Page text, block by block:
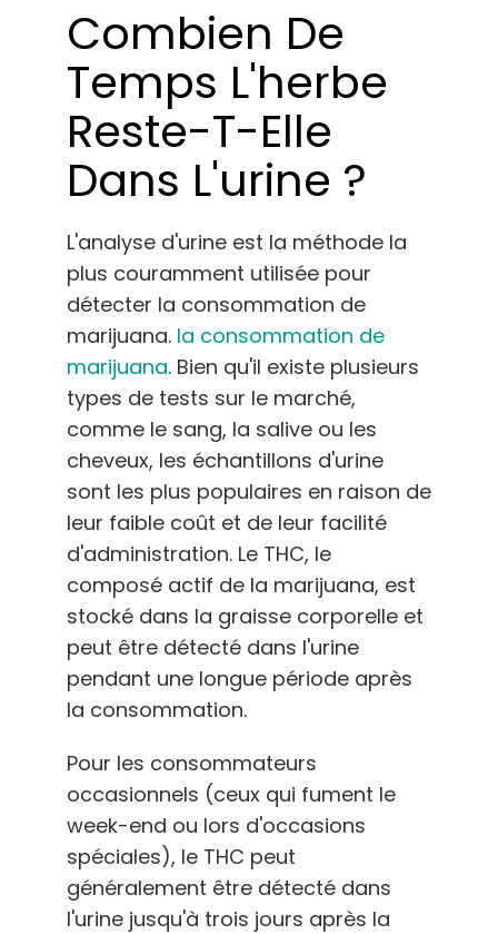
Combien De
Temps L'herbe
Reste-T-Elle
Dans L'urine ?
L'analyse d'urine est la méthode la
plus couramment utilisée pour
détecter la consommation de
marijuana. la consommation de
marijuana. Bien qu'il existe plusieurs
types de tests sur le marché,
comme le sang, la salive ou les
cheveux, les échantillons d'urine
sont les plus populaires en raison de
leur faible coût et de leur facilité
d'administration. Le THC, le
composé actif de la marijuana, est
stocké dans la graisse corporelle et
peut être détecté dans l'urine
pendant une longue période après
la consommation.
Pour les consommateurs
occasionnels (ceux qui fument le
week-end ou lors d'occasions
spéciales), le THC peut
généralement être détecté dans
l'urine jusqu'à trois jours après la